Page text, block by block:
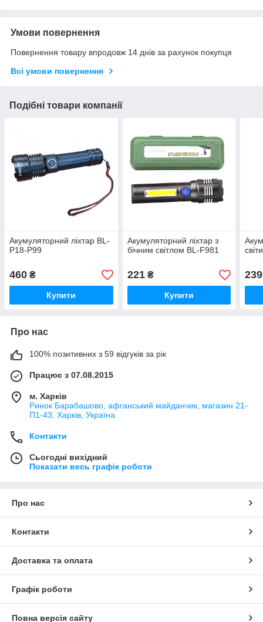
Умови повернення
Повернення товару впродовж 14 днів за рахунок покупця
Всі умови повернення
Подібні товари компанії
Акумуляторний ліхтар BL-
P18-P99
460 ₴
Купити
Акумуляторний ліхтар з
бічним світлом BL-F981
221₴
Купити
239
Про нас
100% позитивних з 59 відгуків за рік
Працює з 07.08.2015
м. Харків
Ринок Барабашово, афганський майданчик, магазин 21-
П1-43, Харків, Україна
Контакти
Сьогодні вихідний
Показати весь графік роботи
Про нас
Контакти
Доставка та оплата
Графік роботи
Повна версія сайту